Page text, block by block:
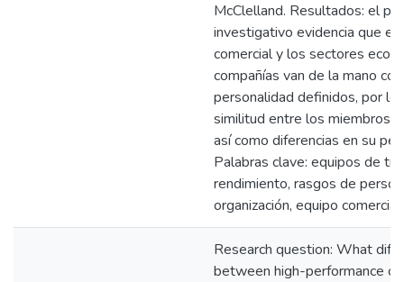
McClelland. Resultados: el
investigativo evidencia que el
comercial y los sectores
compañías van de la mano
personalidad definidos, por lo
similitud entre los miembros
así como diferencias en su
Palabras clave: equipos de
rendimiento, rasgos de
organización, equipo comercial
Research question: What
between high-performance